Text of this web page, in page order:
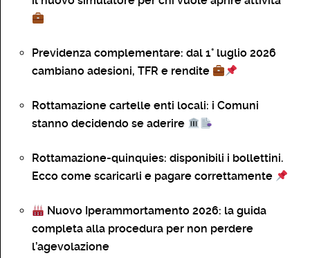
Previdenza complementare: dal 1° luglio 2026
cambiano adesioni, TFR e rendite
Rottamazione cartelle enti locali: i Comuni
stanno decidendo se aderire
Rottamazione-quinquies: disponibili i bollettini.
Ecco come scaricarli e pagare correttamente
Nuovo Iperammortamento 2026: la guida
completa alla procedura per non perdere
l’agevolazione